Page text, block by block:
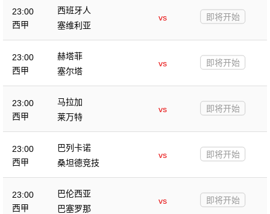
23:00
西甲
西班牙人
vs
塞维利亚
即将开始
23:00
西甲
赫塔菲
vs
塞尔塔
即将开始
23:00
西甲
马拉加
vs
莱万特
即将开始
23:00
西甲
巴列卡诺
vs
桑坦德竞技
即将开始
23:00
西甲
巴伦西亚
vs
巴塞罗那
即将开始